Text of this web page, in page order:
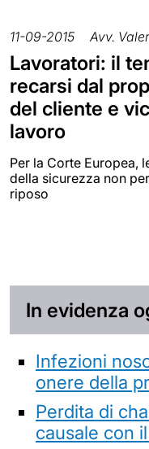
11-09-2015 Avv.
Lavoratori: il
recarsi dal
del cliente e
lavoro
Per la Corte Europea,
della sicurezza non
riposo
In evidenza
Infezioni
onere della
Perdita di
causale con